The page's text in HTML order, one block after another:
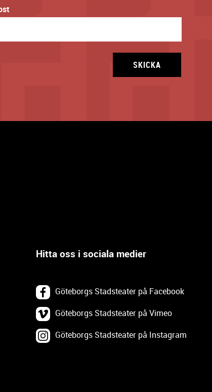
SKICKA
Hitta oss i sociala medier
Göteborgs Stadsteater på Facebook
Göteborgs Stadsteater på Vimeo
Göteborgs Stadsteater på Instagram